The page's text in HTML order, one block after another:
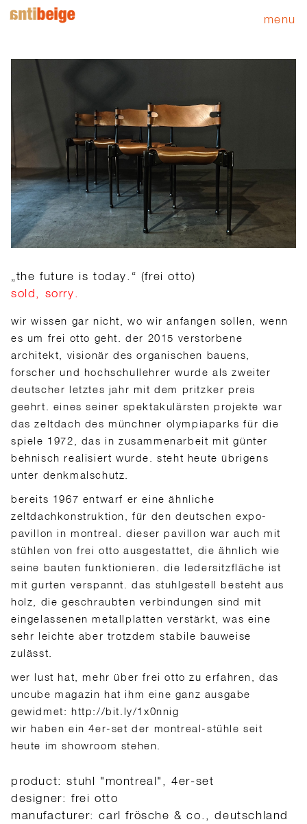
menu
„the future is today.“ (frei otto)
sold, sorry.
wir wissen gar nicht, wo wir anfangen sollen, wenn
es um frei otto geht. der 2015 verstorbene
architekt, visionär des organischen bauens,
forscher und hochschullehrer wurde als zweiter
deutscher letztes jahr mit dem pritzker preis
geehrt. eines seiner spektakulärsten projekte war
das zeltdach des münchner olympiaparks für die
spiele 1972, das in zusammenarbeit mit günter
behnisch realisiert wurde. steht heute übrigens
unter denkmalschutz.
bereits 1967 entwarf er eine ähnliche
zeltdachkonstruktion, für den deutschen expo-
pavillon in montreal. dieser pavillon war auch mit
stühlen von frei otto ausgestattet, die ähnlich wie
seine bauten funktionieren. die ledersitzfläche ist
mit gurten verspannt. das stuhlgestell besteht aus
holz, die geschraubten verbindungen sind mit
eingelassenen metallplatten verstärkt, was eine
sehr leichte aber trotzdem stabile bauweise
zulässt.
wer lust hat, mehr über frei otto zu erfahren, das
uncube magazin hat ihm eine ganz ausgabe
gewidmet: http://bit.ly/1x0nnig
wir haben ein 4er-set der montreal-stühle seit
heute im showroom stehen.
product: stuhl "montreal", 4er-set
designer: frei otto
manufacturer: carl frösche & co., deutschland